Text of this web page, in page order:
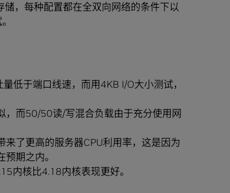
，每种配置都在全双向网络的条件下以
低于端口线速，而用4KB I/O大小测试，
，而50/50读/写混合负载由于充分使用网
了更高的服务器CPU利用率，这是因为
期之内。
内核比4.18内核表现更好。